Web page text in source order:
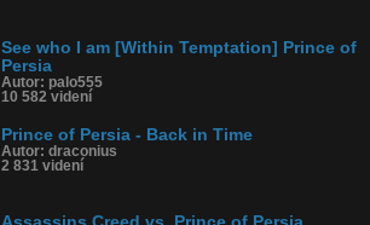
See who I am [Within Temptation] Prince of
Persia
Autor: palo555
10 582 videní
Prince of Persia - Back in Time
Autor: draconius
2 831 videní